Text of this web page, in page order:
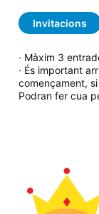
Invitacions
· Màxim 3
· És important
començament,
Podran fer cua